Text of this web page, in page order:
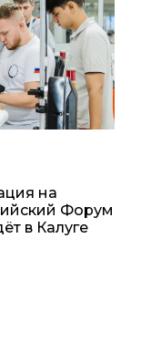
на
Форум
в Калуге